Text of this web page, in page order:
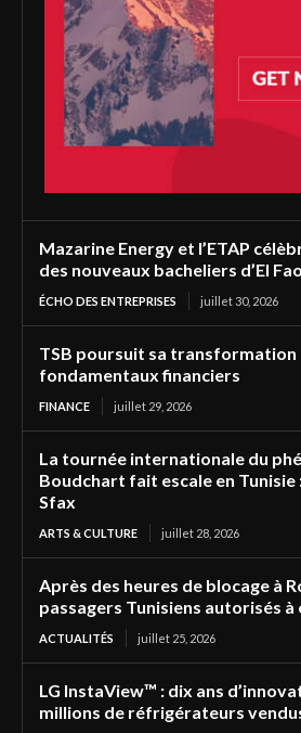
Mazarine Energy et l’ETAP
des nouveaux bacheliers d’El
ÉCHO DES ENTREPRISES juillet 30, 2026
TSB poursuit sa transformation
fondamentaux financiers
FINANCE juillet 29, 2026
La tournée internationale du
Boudchart fait escale en Tunisie
Sfax
ARTS & CULTURE juillet 28, 2026
Après des heures de blocage à
passagers Tunisiens autorisés
ACTUALITÉS juillet 25, 2026
LG InstaView™ : dix ans
millions de réfrigérateurs